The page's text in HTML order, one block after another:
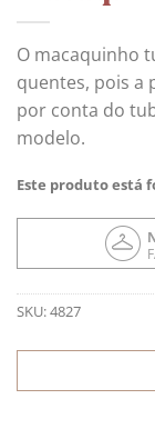
O macaquinho
quentes, pois a
por conta do
modelo.
Este produto está
SKU:4827